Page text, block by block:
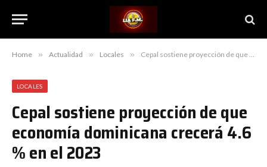
Home » Actualidad » Locales » Cepal sostiene proyección de que economía dominicana crecerá 4.6 % en el 2023
LOCALES
Cepal sostiene proyección de que
economía dominicana crecerá 4.6
% en el 2023